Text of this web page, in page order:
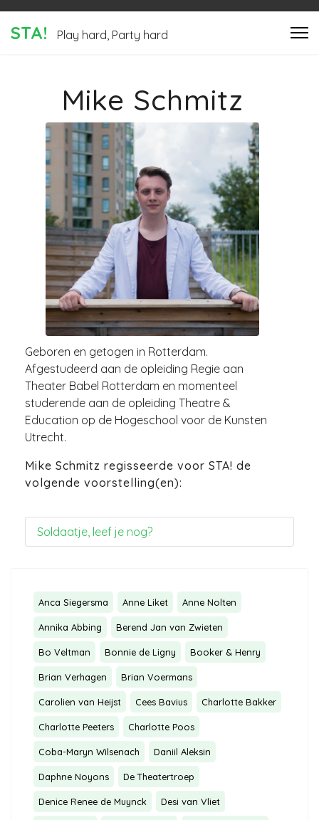
STA! Play hard, Party hard
Mike Schmitz
Geboren en getogen in Rotterdam.
Afgestudeerd aan de opleiding Regie aan
Theater Babel Rotterdam en momenteel
studerende aan de opleiding Theatre &
Education op de Hogeschool voor de Kunsten
Utrecht.
Mike Schmitz regisseerde voor STA! de
volgende voorstelling(en):
Soldaatje, leef je nog?
Anca Siegersma Anne Liket Anne Nolten
Annika Abbing Berend Jan van Zwieten
Bo Veltman Bonnie de Ligny Booker & Henry
Brian Verhagen Brian Voermans
Carolien van Heijst Cees Bavius Charlotte Bakker
Charlotte Peeters Charlotte Poos
Coba-Maryn Wilsenach Daniil Aleksin
Daphne Noyons De Theatertroep
Denice Renee de Muynck Desi van Vliet